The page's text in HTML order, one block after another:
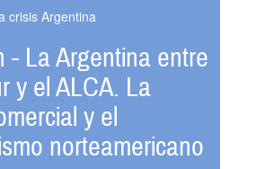
crisis Argentina
- La Argentina entre
y el ALCA. La
y el
norteamericano